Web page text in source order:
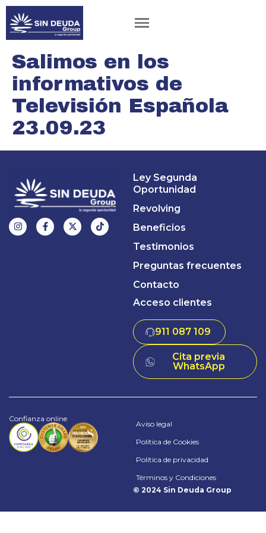
Salimos en los
informativos de
Televisión Española
23.09.23
Ley Segunda
Oportunidad
Revolving
Beneficios
Testimonios
Preguntas frecuentes
Contacto
Acceso clientes
911 087 109
Cita previa
WhatsApp
Confianza online
Aviso legal
Política de Cookies
Política de privacidad
Términos y Condiciones
© 2024 Sin Deuda Group